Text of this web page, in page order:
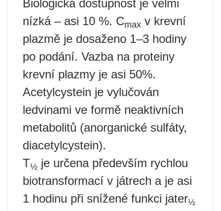
Biologická dostupnost je velmi
nízká – asi 10 %. Cmax v krevní
plazmě je dosaženo 1–3 hodiny
po podání. Vazba na proteiny
krevní plazmy je asi 50%.
Acetylcystein je vylučován
ledvinami ve formě neaktivních
metabolitů (anorganické sulfáty,
diacetylcystein).
T½ je určena především rychlou
biotransformací v játrech a je asi
1 hodinu při snížené funkci jater½